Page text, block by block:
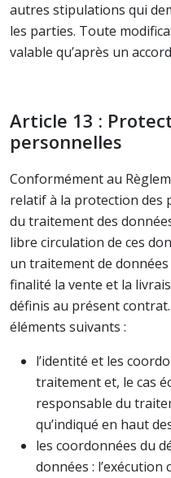
autres stipulations qui
les parties. Toute
valable qu’après un
Article 13 :
personnelles
Conformément au
relatif à la protection des
du traitement des
libre circulation de ces
un traitement de
finalité la vente et la
définis au présent
éléments suivants :
l’identité et les
traitement et, le cas
responsable du
qu’indiqué en haut
les coordonnées du
données : l’exécution